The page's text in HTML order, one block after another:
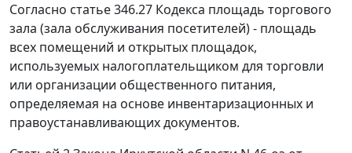
Согласно статье 346.27 Кодекса площадь торгового
зала (зала обслуживания посетителей) - площадь
всех помещений и открытых площадок,
используемых налогоплательщиком для торговли
или организации общественного питания,
определяемая на основе инвентаризационных и
правоустанавливающих документов.